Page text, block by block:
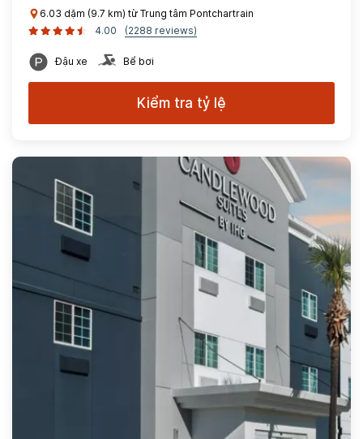
6.03 dặm (9.7 km) từ Trung tâm Pontchartrain
4.00
(2288 reviews)
Đậu xe Bể bơi
Kiểm tra tỷ lệ